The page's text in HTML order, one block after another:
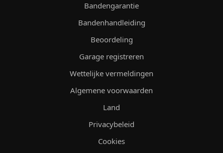
Bandengarantie
Bandenhandleiding
Beoordeling
Garage registreren
Wettelijke vermeldingen
Algemene voorwaarden
Land
Privacybeleid
Cookies